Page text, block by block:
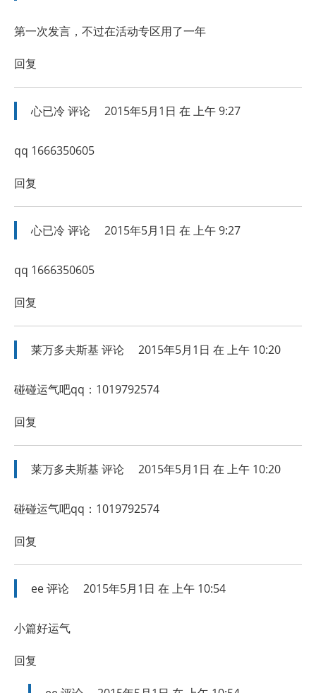
第一次发言，不过在活动专区用了一年
回复
心已冷评论 2015年5月1日 在 上午 9:27
qq 1666350605
回复
心已冷评论 2015年5月1日 在 上午 9:27
qq 1666350605
回复
莱万多夫斯基 评论 2015年5月1日 在 上午 10:20
碰碰运气吧qq：1019792574
回复
莱万多夫斯基 评论 2015年5月1日 在 上午 10:20
碰碰运气吧qq：1019792574
回复
ee评论 2015年5月1日 在 上午 10:54
小篇好运气
回复